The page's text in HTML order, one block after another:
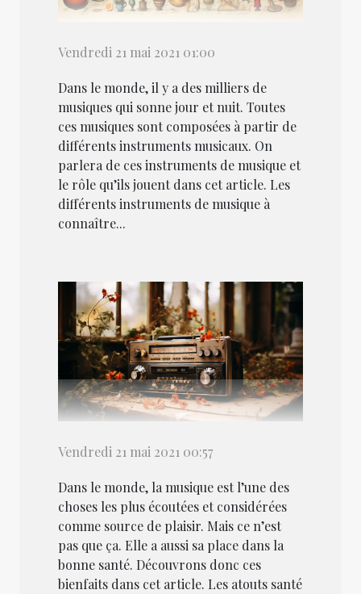
Vendredi 21 mai 2021 01:00
Dans le monde, il y a des milliers de
musiques qui sonne jour et nuit. Toutes
ces musiques sont composées à partir de
différents instruments musicaux. On
parlera de ces instruments de musique et
le rôle qu’ils jouent dans cet article. Les
différents instruments de musique à
connaître...
Vendredi 21 mai 2021 00:57
Dans le monde, la musique est l’une des
choses les plus écoutées et considérées
comme source de plaisir. Mais ce n’est
pas que ça. Elle a aussi sa place dans la
bonne santé. Découvrons donc ces
bienfaits dans cet article. Les atouts santé